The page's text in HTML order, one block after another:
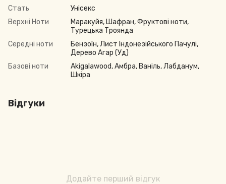
Стать
Унісекс
Верхні Ноти
Маракуйя, Шафран, Фруктові ноти,
Турецька Троянда
Середні ноти
Бензоїн, Лист Індонезійського Пачулі,
Дерево Агар (Уд)
Базові ноти
Akigalawood, Амбра, Ваніль, Лабданум,
Шкіра
Відгуки
Додайте перший відгук